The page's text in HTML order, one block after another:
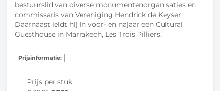
bestuurslid van diverse monumentenorganisaties en
commissaris van Vereniging Hendrick de Keyser.
Daarnaast leidt hij in voor- en najaar een Cultural
Guesthouse in Marrakech, Les Trois Pilliers.
Prijsinformatie:
Prijs per stuk: